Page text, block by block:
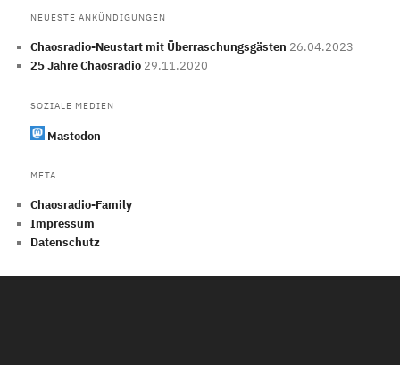
NEUESTE ANKÜNDIGUNGEN
Chaosradio-Neustart mit Überraschungsgästen 26.04.2023
25 Jahre Chaosradio 29.11.2020
SOZIALE MEDIEN
Mastodon
META
Chaosradio-Family
Impressum
Datenschutz